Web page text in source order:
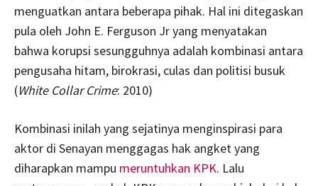
menguatkan antara beberapa pihak. Hal ini ditegaskan
pula oleh John E. Ferguson Jr yang menyatakan
bahwa korupsi sesungguhnya adalah kombinasi antara
pengusaha hitam, birokrasi, culas dan politisi busuk
(White Collar Crime: 2010)
Kombinasi inilah yang sejatinya menginspirasi para
aktor di Senayan menggagas hak angket yang
diharapkan mampu meruntuhkan KPK. Lalu